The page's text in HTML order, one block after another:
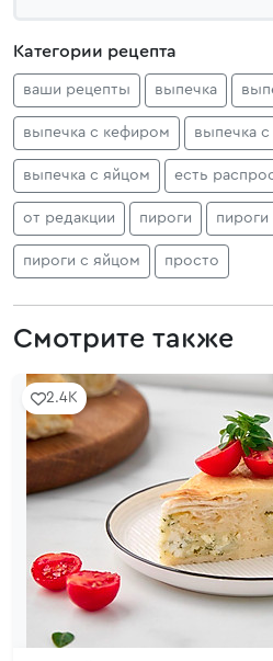
Категории рецепта
ваши рецепты выпечка
выпечка с кефиром выпечка
выпечка с яйцом есть
от редакции пироги
пироги с яйцом просто
Смотрите также
2.4K